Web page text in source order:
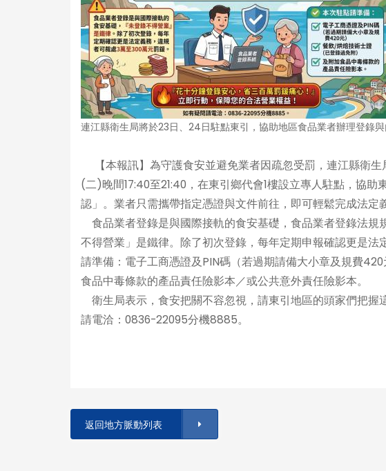
連江縣衛生局將於23日、24日駐點東引，協助地區食品業者辦理登錄與
【本報訊】為守護食安並避免業者因疏忽受罰，連江縣衛生
(二)晚間17:40至21:40，在東引鄉代會1樓設立專人駐點，協
認」。業者只需攜帶指定憑證與文件前往，即可輕鬆完成法定
食品業者登錄是與國際接軌的食安基礎，食品業者登錄法
不得營業」是鐵律。除了初次登錄，每年定期申報確認更是
請準備：電子工商憑證及PIN碼（若過期請備大小章及規費
食品中毒條款的產品責任險影本／或公共意外責任險影本。
衛生局表示，食安把關不容忽視，請東引地區的頭家們把
請電洽：0836-22095分機8885。
返回地方脈動列表